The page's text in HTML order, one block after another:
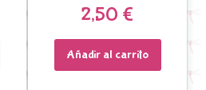
2,50 €
Añadir al carrito